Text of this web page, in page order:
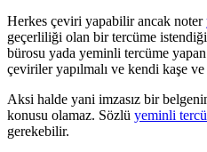
Herkes çeviri yapabilir ancak noter
geçerliliği olan bir tercüme
bürosu yada yeminli tercüme
çeviriler yapılmalı ve kendi kaşe ve
Aksi halde yani imzasız bir
konusu olamaz. Sözlü yeminli
gerekebilir.